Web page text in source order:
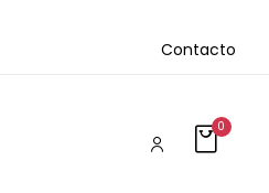
Contacto
0